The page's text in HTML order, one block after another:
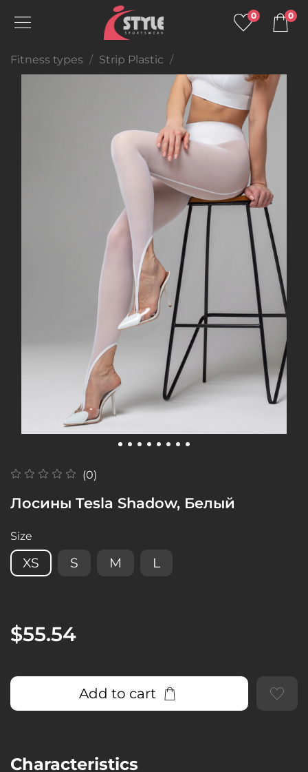
0 0
Fitness types Strip Plastic
(0)
Лосины Tesla Shadow, Белый
Size
XS S M L
$55.54
Add to cart
Characteristics